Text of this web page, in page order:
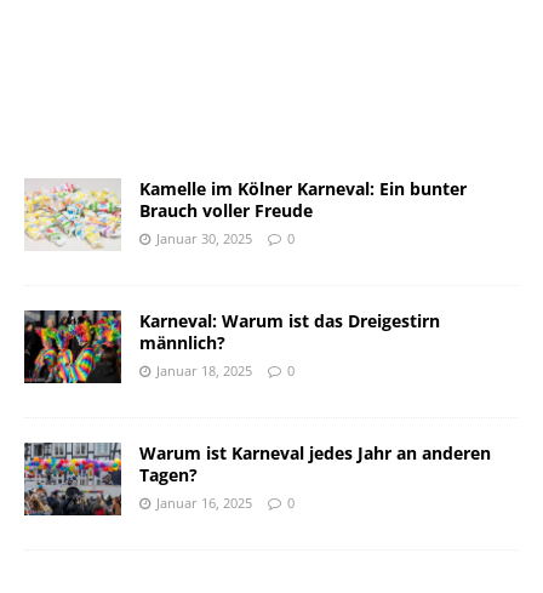
Kamelle im Kölner Karneval: Ein bunter
Brauch voller Freude
Januar 30, 2025 0
Karneval: Warum ist das Dreigestirn
männlich?
Januar 18, 2025 0
Warum ist Karneval jedes Jahr an anderen
Tagen?
Januar 16, 2025 0